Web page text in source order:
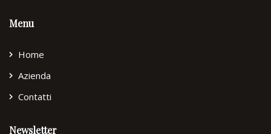
Menu
Home
Azienda
Contatti
Newsletter